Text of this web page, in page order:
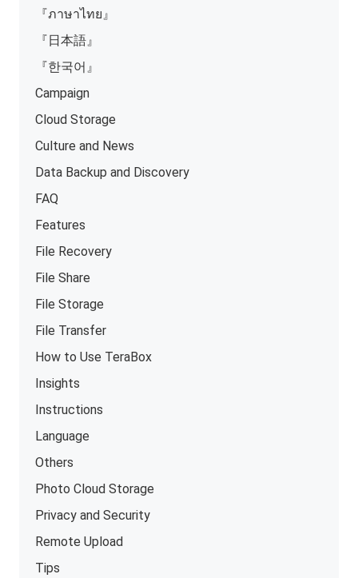
『ภาษาไทย』
『日本語』
『한국어』
Campaign
Cloud Storage
Culture and News
Data Backup and Discovery
FAQ
Features
File Recovery
File Share
File Storage
File Transfer
How to Use TeraBox
Insights
Instructions
Language
Others
Photo Cloud Storage
Privacy and Security
Remote Upload
Tips